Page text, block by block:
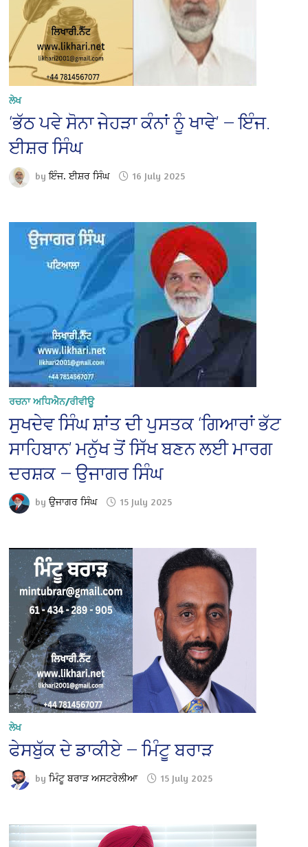
ਲੇਖ
‘ਭੱਠ ਪਵੇ ਸੋਨਾ ਜੇਹੜਾ ਕੰਨਾਂ ਨੂੰ ਖਾਵੇ’ — ਇੰਜ.
ਈਸ਼ਰ ਸਿੰਘ
byਇੰਜ. ਈਸ਼ਰ ਸਿੰਘ 16 July 2025
ਰਚਨਾ ਅਧਿਐਨ/ਰੀਵੀਊ
ਸੁਖਦੇਵ ਸਿੰਘ ਸ਼ਾਂਤ ਦੀ ਪੁਸਤਕ ‘ਗਿਆਰਾਂ ਭੱਟ
ਸਾਹਿਬਾਨ’ ਮਨੁੱਖ ਤੋਂ ਸਿੱਖ ਬਣਨ ਲਈ ਮਾਰਗ
ਦਰਸ਼ਕ — ਉਜਾਗਰ ਸਿੰਘ
byਉਜਾਗਰ ਸਿੰਘ 15 July 2025
ਲੇਖ
ਫੇਸਬੁੱਕ ਦੇ ਡਾਕੀਏ — ਮਿੰਟੂ ਬਰਾੜ
byਮਿੰਟੂ ਬਰਾੜ ਅਸਟਰੇਲੀਆ 15 July 2025